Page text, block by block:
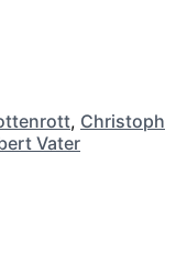
, Christoph
Vater